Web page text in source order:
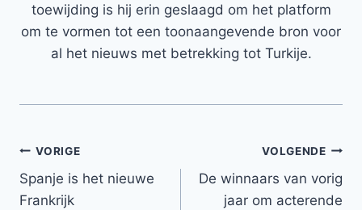
toewijding is hij erin geslaagd om het platform
om te vormen tot een toonaangevende bron voor
al het nieuws met betrekking tot Turkije.
Bericht
navigatie
VORIGE
Spanje is het nieuwe
Frankrijk
VOLGENDE
De winnaars van vorig
jaar om acterende